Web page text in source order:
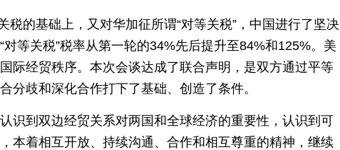
的基础上，又对华加征所谓“对等关税”，中国进行了坚决
等关税”税率从第一轮的34%先后提升至84%和125%。美
际经贸秩序。本次会谈达成了联合声明，是双方通过平等
分歧和深化合作打下了基础、创造了条件。
识到双边经贸关系对两国和全球经济的重要性，认识到可
本着相互开放、持续沟通、合作和相互尊重的精神，继续